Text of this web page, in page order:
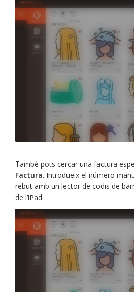
També pots cercar una factura
Factura. Introdueix el número
rebut amb un lector de codis de
de l’iPad.